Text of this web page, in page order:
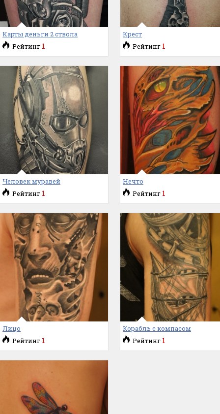
Карты деньги 2 ствола
Рейтинг 1
Крест
Рейтинг 1
Человек муравей
Рейтинг 1
Нечто
Рейтинг 1
Лицо
Рейтинг 1
Корабль с компасом
Рейтинг 1